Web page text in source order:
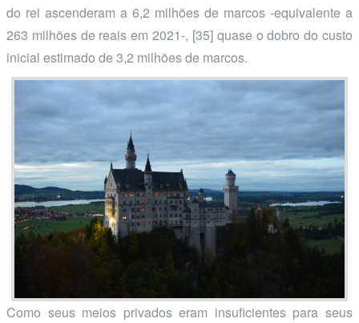
do rei ascenderam a 6,2 milhões de marcos -equivalente a
263 milhões de reais em 2021-, [35] quase o dobro do custo
inicial estimado de 3,2 milhões de marcos.
Como seus meios privados eram insuficientes para seus